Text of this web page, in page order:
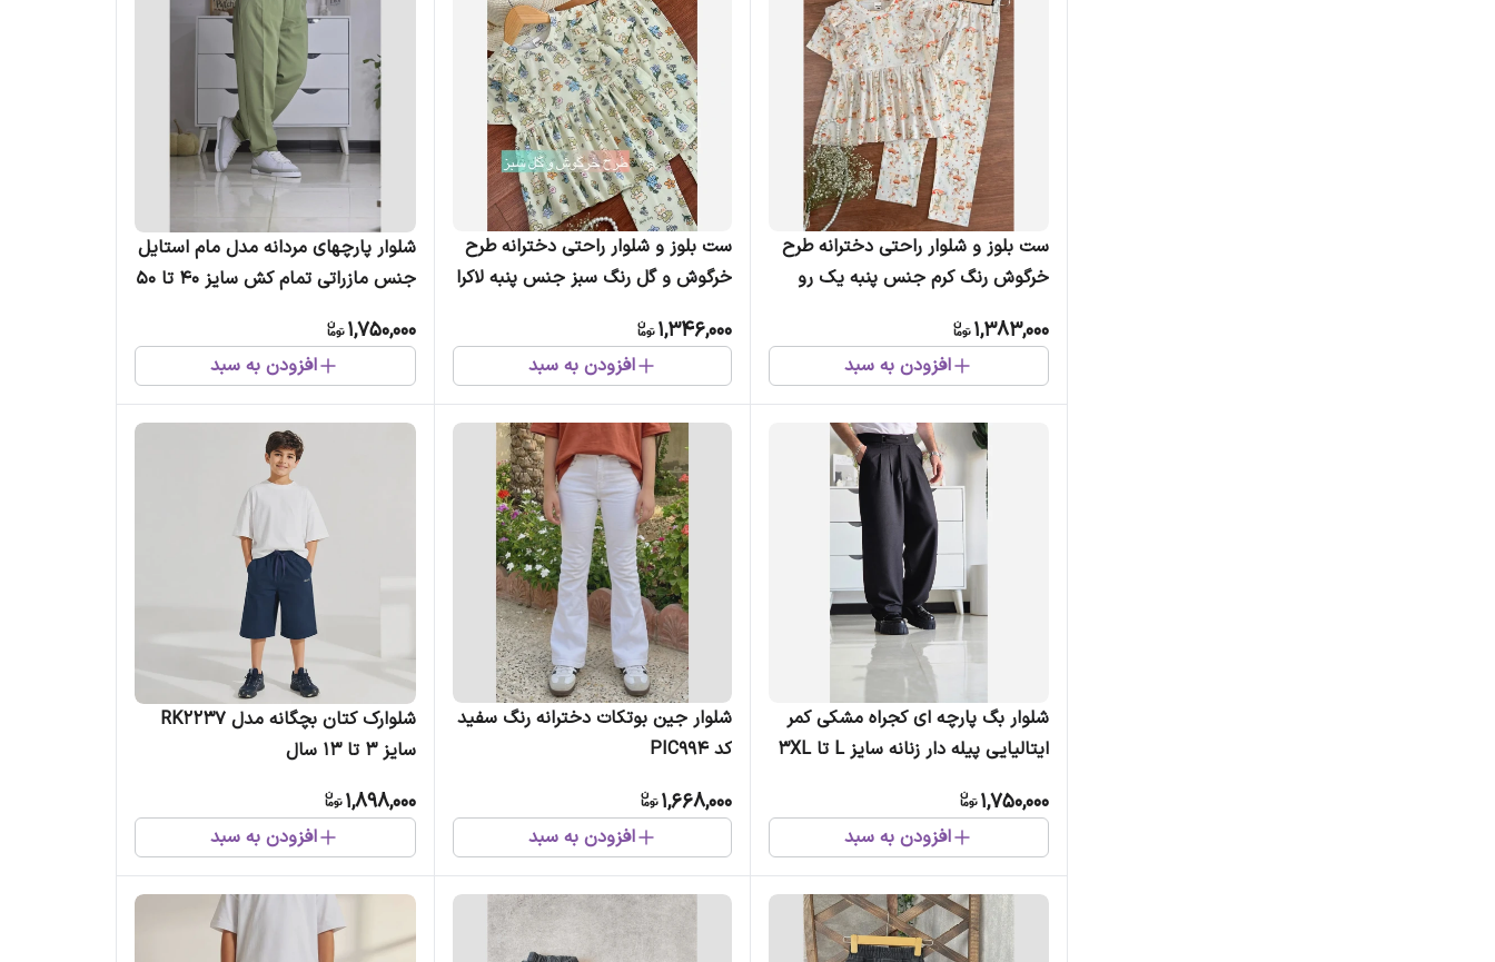
ست بلوز و شلوار راحتی دخترانه طرح
خرگوش رنگ کرم جنس پنبه یک رو
1,383,000
افزودن به سبد
ست بلوز و شلوار راحتی دخترانه طرح
خرگوش و گل رنگ سبز جنس پنبه لاکرا
1,346,000
افزودن به سبد
شلوار پارچهای مردانه مدل مام استایل
جنس مازراتی تمام کش سایز 40 تا 50
1,750,000
افزودن به سبد
شلوار بگ پارچه ای کجراه مشکی کمر
ایتالیایی پیله دار زنانه سایز L تا 3XL
1,750,000
افزودن به سبد
شلوار جین بوتکات دخترانه رنگ سفید
کد PIC994
1,668,000
افزودن به سبد
شلوارک کتان بچگانه مدل RK2237
سایز 3 تا 13 سال
1,898,000
افزودن به سبد